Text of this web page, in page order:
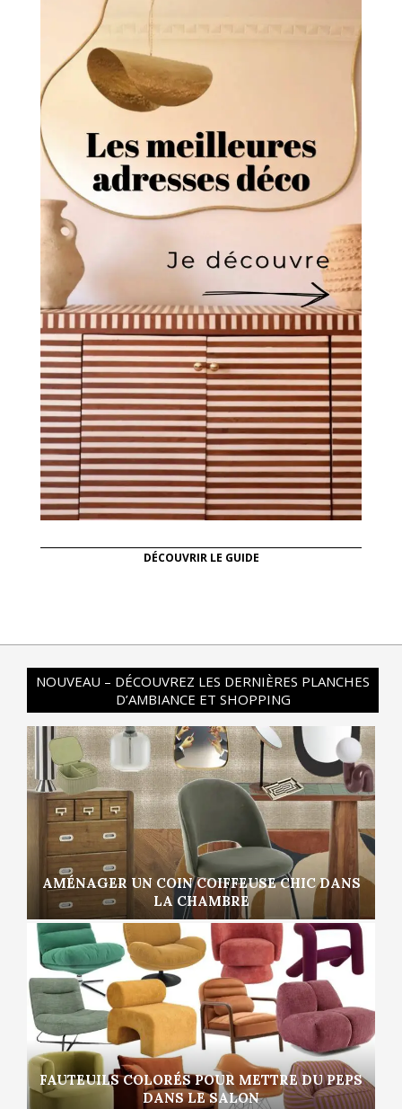
DÉCOUVRIR LE GUIDE
NOUVEAU – DÉCOUVREZ LES DERNIÈRES PLANCHES
D’AMBIANCE ET SHOPPING
AMÉNAGER UN COIN COIFFEUSE CHIC DANS
LA CHAMBRE
FAUTEUILS COLORÉS POUR METTRE DU PEPS
DANS LE SALON